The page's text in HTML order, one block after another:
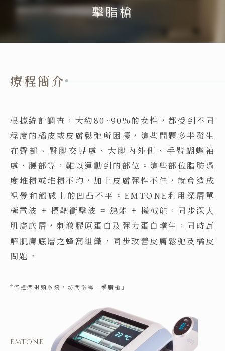
擊脂槍
療程簡介
根據統計調查，大約80~90%的女性，都受到不同
程度的橘皮或皮膚鬆弛所困擾，這些問題多半發生
在臀部、臀腿交界處、大腿內外側、手臂蝴蝶袖
處、腰部等，難以運動到的部位。這些部位脂肪過
度堆積或堆積不均，加上皮膚彈性不佳，就會造成
視覺和觸感上的凹凸不平。EMTONE利用深層單
極電波 + 標靶衝擊波 = 熱能 + 機械能，同步深入
肌膚底層，刺激膠原蛋白及彈力蛋白增生，同時瓦
解肌膚底層之蜂窩組織，同步改善皮膚鬆弛及橘皮
問題。
*倍達樂射頻系統，坊間俗稱「擊脂槍」
EMTONE